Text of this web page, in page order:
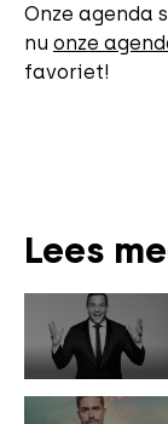
Onze agenda
nu onze
favoriet!
Lees